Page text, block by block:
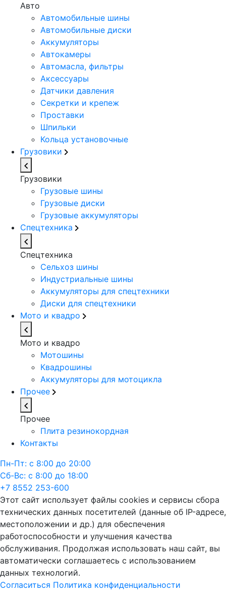
Авто
Автомобильные шины
Автомобильные диски
Аккумуляторы
Автокамеры
Автомасла, фильтры
Аксессуары
Датчики давления
Секретки и крепеж
Проставки
Шпильки
Кольца установочные
Грузовики
Грузовики
Грузовые шины
Грузовые диски
Грузовые аккумуляторы
Спецтехника
Спецтехника
Сельхоз шины
Индустриальные шины
Аккумуляторы для спецтехники
Диски для спецтехники
Мото и квадро
Мото и квадро
Мотошины
Квадрошины
Аккумуляторы для мотоцикла
Прочее
Прочее
Плита резинокордная
Контакты
Пн-Пт: с 8:00 до 20:00
Сб-Вс: с 8:00 до 18:00
+7 8552 253-600
Этот сайт использует файлы cookies и сервисы сбора
технических данных посетителей (данные об IP-адресе,
местоположении и др.) для обеспечения
работоспособности и улучшения качества
обслуживания. Продолжая использовать наш сайт, вы
автоматически соглашаетесь с использованием
данных технологий.
Согласиться Политика конфиденциальности